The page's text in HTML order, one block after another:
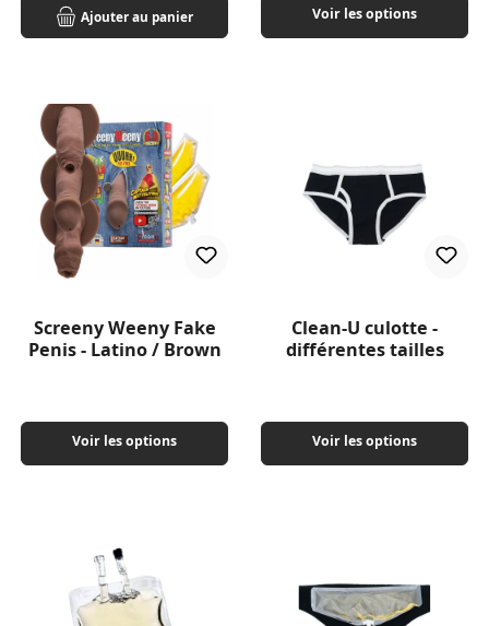
Ajouter au panier Voir les options
Screeny Weeny Fake
Penis - Latino / Brown
Voir les options
Clean-U culotte -
différentes tailles
Voir les options